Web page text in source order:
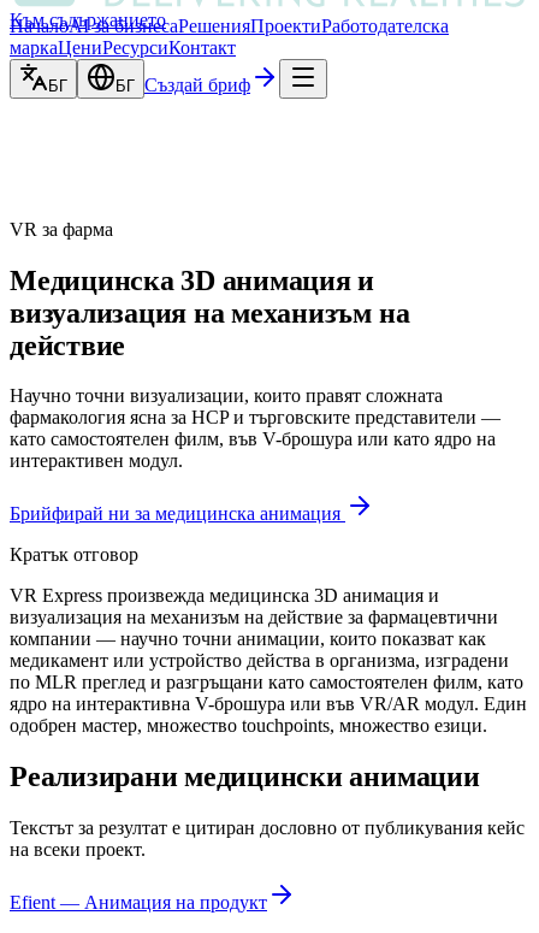
Към съдържанието
НачалоAI за бизнесаРешенияПроектиРаботодателска
маркаЦениРесурсиКонтакт
БГ БГ Създай бриф
VR за фарма
Медицинска 3D анимация и
визуализация на механизъм на
действие
Научно точни визуализации, които правят сложната
фармакология ясна за HCP и търговските представители —
като самостоятелен филм, във V-брошура или като ядро на
интерактивен модул.
Брийфирай ни за медицинска анимация
Кратък отговор
VR Express произвежда медицинска 3D анимация и
визуализация на механизъм на действие за фармацевтични
компании — научно точни анимации, които показват как
медикамент или устройство действа в организма, изградени
по MLR преглед и разгръщани като самостоятелен филм, като
ядро на интерактивна V-брошура или във VR/AR модул. Един
одобрен мастер, множество touchpoints, множество езици.
Реализирани медицински анимации
Текстът за резултат е цитиран дословно от публикувания кейс
на всеки проект.
Efient — Анимация на продукт